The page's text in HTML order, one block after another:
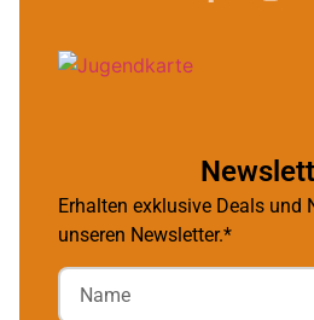
Erhalten exklusive Deals und
unseren Newsletter.*